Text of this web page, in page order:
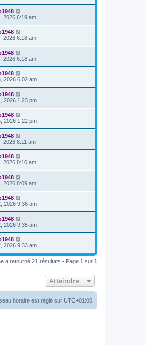
2026 6:19 am
2026 6:18 am
2026 6:18 am
2026 6:02 am
2026 1:23 pm
2026 1:22 pm
2026 8:11 am
2026 8:10 am
2026 8:09 am
2026 9:36 am
2026 9:35 am
2026 9:33 am
a retourné 21 résultats • Page 1 sur 1
Atteindre
horaire est réglé sur UTC+01:00